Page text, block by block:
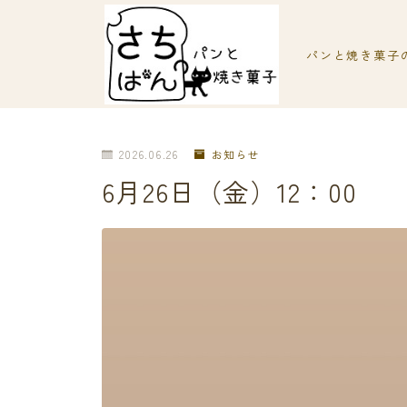
パンと焼き菓子
2026.06.26 お知らせ
6月26日（金）12：00